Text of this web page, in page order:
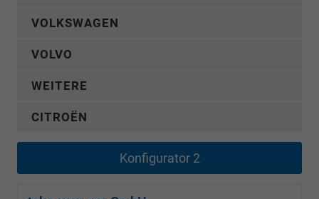
VOLKSWAGEN
VOLVO
WEITERE
CITROËN
Konfigurator 2